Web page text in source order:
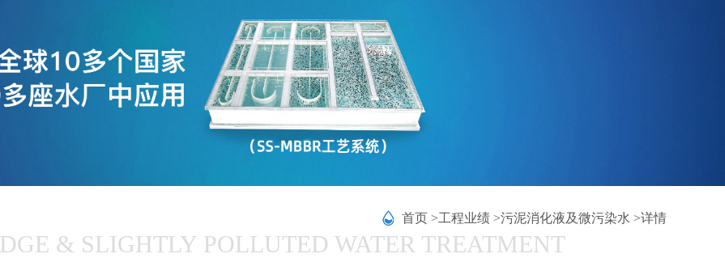
首页 >工程业绩 >污泥消化液及微污染水 >详情
& SLIGHTLY POLLUTED WATER TREATMENT